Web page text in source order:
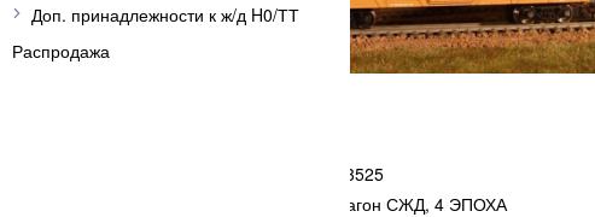
Доп. принадлежности к ж/д H0/ТТ
Распродажа
3525
Крытый вагон СЖД, 4 ЭПОХА